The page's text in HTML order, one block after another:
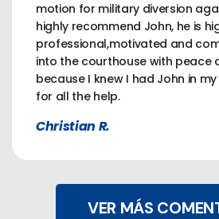
motion for military diversion
highly recommend John, he is
professional,motivated and
into the courthouse with peace
because I knew I had John in
for all the help.
Christian R.
VER MÁS